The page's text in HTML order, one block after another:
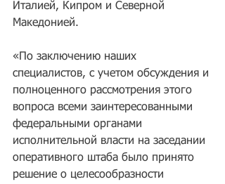
Италией, Кипром и Северной
Македонией.
«По заключению наших
специалистов, с учетом обсуждения и
полноценного рассмотрения этого
вопроса всеми заинтересованными
федеральными органами
исполнительной власти на заседании
оперативного штаба было принято
решение о целесообразности